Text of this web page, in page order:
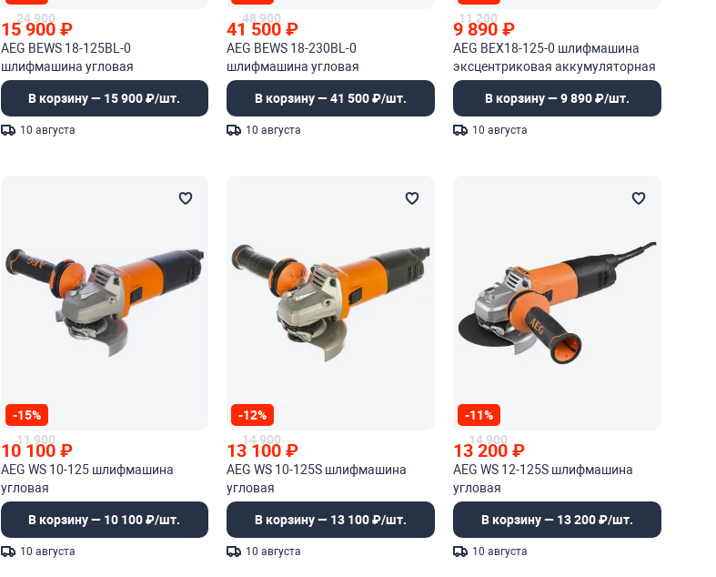
24 900
15 900 ₽
AEG BEWS 18-125BL-0
шлифмашина угловая
бесщеточная
В корзину — 15 900 ₽/шт.
10 августа
48 900
41 500₽
AEG BEWS 18-230BL-0
шлифмашина угловая
бесщеточная
В корзину — 41 500 ₽/шт.
10 августа
11 200
9 890₽
AEG BEX18-125-0 шлифмашина
эксцентриковая аккумуляторная
В корзину — 9 890 ₽/шт.
10 августа
-15%
11 900
10 100 ₽
AEG WS 10-125 шлифмашина
угловая
В корзину — 10 100 ₽/шт.
10 августа
-12%
14 900
13 100₽
AEG WS 10-125S шлифмашина
угловая
В корзину — 13 100 ₽/шт.
10 августа
-11%
14 900
13 200₽
AEG WS 12-125S шлифмашина
угловая
В корзину — 13 200 ₽/шт.
10 августа